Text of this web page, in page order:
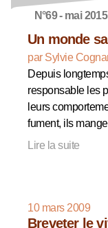
N°69 - mai 2015
Un monde
par Sylvie
Depuis
responsable les
leurs
fument, ils
Lire la suite
10 mars 2009
Breveter le